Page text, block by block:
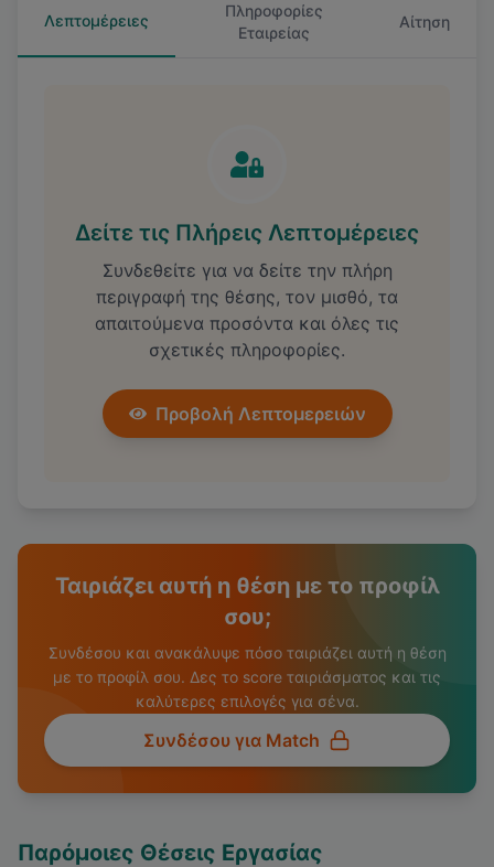
Λεπτομέρειες
Πληροφορίες
Εταιρείας
Αίτηση
Δείτε τις Πλήρεις Λεπτομέρειες
Συνδεθείτε για να δείτε την πλήρη
περιγραφή της θέσης, τον μισθό, τα
απαιτούμενα προσόντα και όλες τις
σχετικές πληροφορίες.
Προβολή Λεπτομερειών
Ταιριάζει αυτή η θέση με το προφίλ
σου;
Συνδέσου και ανακάλυψε πόσο ταιριάζει αυτή η θέση
με το προφίλ σου. Δες το score ταιριάσματος και τις
καλύτερες επιλογές για σένα.
Συνδέσου για Match
Παρόμοιες Θέσεις Εργασίας